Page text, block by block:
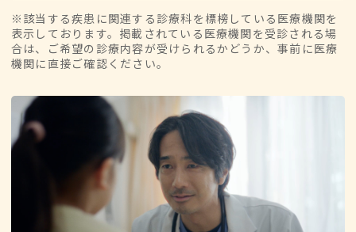
※該当する疾患に関連する診療科を標榜している医療機関を
表示しております。掲載されている医療機関を受診される場
合は、ご希望の診療内容が受けられるかどうか、事前に医療
機関に直接ご確認ください。